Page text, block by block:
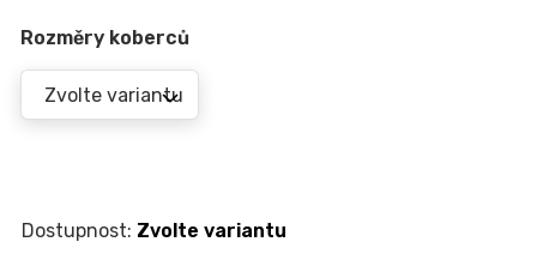
Rozměry koberců
Zvolte variantu
EGON